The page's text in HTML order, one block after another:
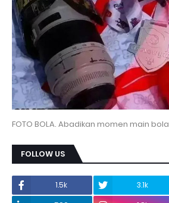
FOTO BOLA. Abadikan momen main bola
FOLLOW US
1.5k 3.1k